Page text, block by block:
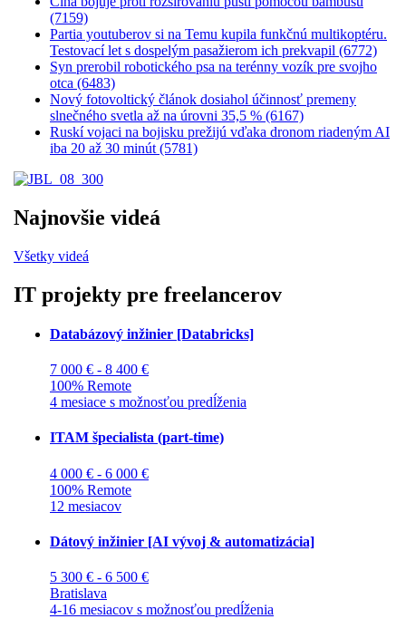
(7159)
Partia youtuberov si na Temu kupila funkčnú multikoptéru.
Testovací let s dospelým pasažierom ich prekvapil (6772)
Syn prerobil robotického psa na terénny vozík pre svojho
otca (6483)
Nový fotovoltický článok dosiahol účinnosť premeny
slnečného svetla až na úrovni 35,5 % (6167)
Ruskí vojaci na bojisku prežijú vďaka dronom riadeným AI
iba 20 až 30 minút (5781)
Najnovšie videá
Všetky videá
IT projekty pre freelancerov
Databázový inžinier [Databricks]
7 000 € - 8 400 €
100% Remote
4 mesiace s možnosťou predĺženia
ITAM špecialista (part-time)
4 000 € - 6 000 €
100% Remote
12 mesiacov
Dátový inžinier [AI vývoj & automatizácia]
5 300 € - 6 500 €
Bratislava
4-16 mesiacov s možnosťou predĺženia